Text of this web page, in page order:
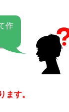
作
す。